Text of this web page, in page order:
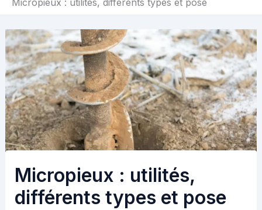
Micropieux : utilités, différents types et pose
Micropieux : utilités,
différents types et pose